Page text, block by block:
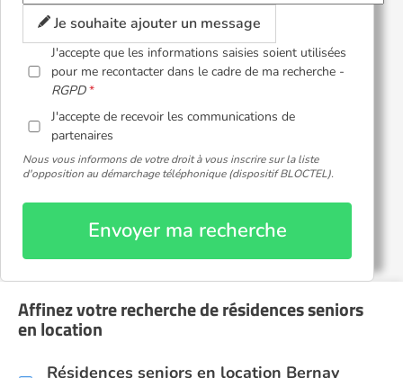
Je souhaite ajouter un message
J'accepte que les informations saisies soient utilisées
pour me recontacter dans le cadre de ma recherche -
RGPD
J'accepte de recevoir les communications de
partenaires
Nous vous informons de votre droit à vous inscrire sur la liste
d'opposition au démarchage téléphonique (dispositif BLOCTEL).
Envoyer ma recherche
Affinez votre recherche de résidences seniors
en location
Résidences seniors en location Bernay